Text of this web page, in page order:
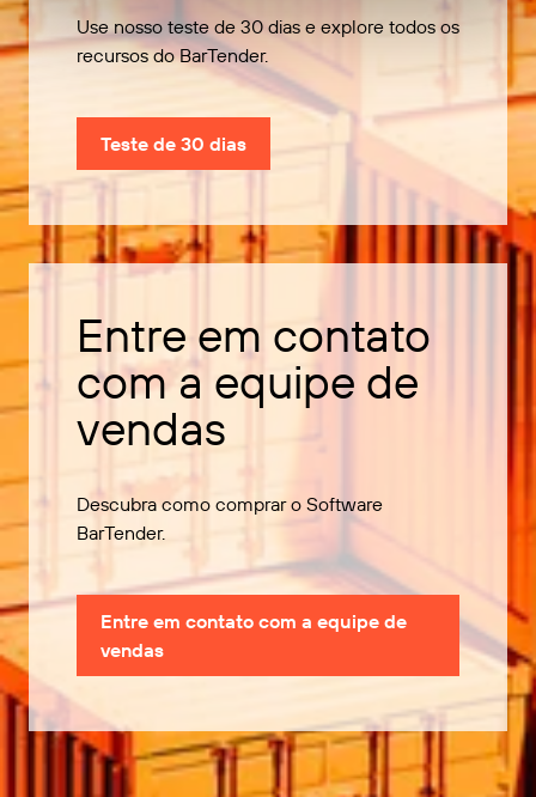
Use nosso teste de 30 dias e explore todos os
recursos do BarTender.
Teste de 30 dias
Entre em contato
com a equipe de
vendas
Descubra como comprar o Software
BarTender.
Entre em contato com a equipe de
vendas